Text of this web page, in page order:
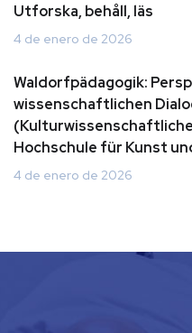
Utforska, behåll, läs
4 de enero de 2026
Waldorfpädagogik:
wissenschaftlichen
Hochschule für Kunst
4 de enero de 2026